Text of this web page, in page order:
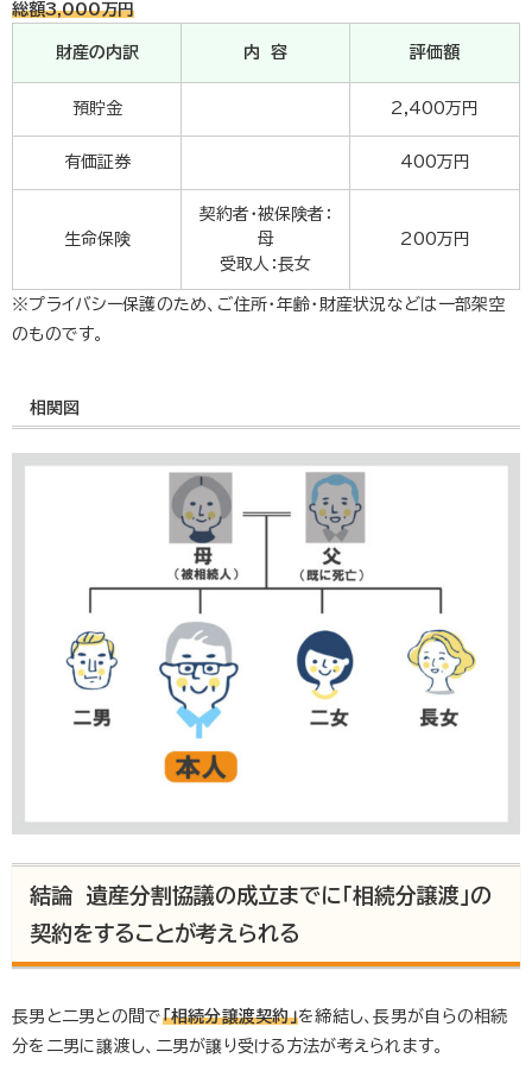
総額3,000万円
財産の内訳 内 容 評価額
預貯金 2,400万円
有価証券 400万円
生命保険
契約者・被保険者：
母
受取人：長女
200万円
※プライバシー保護のため、ご住所・年齢・財産状況などは一部架空
のものです。
相関図
結論 遺産分割協議の成立までに「相続分譲渡」の
契約をすることが考えられる
長男と二男との間で「相続分譲渡契約」を締結し、長男が自らの相続
分を二男に譲渡し、二男が譲り受ける方法が考えられます。